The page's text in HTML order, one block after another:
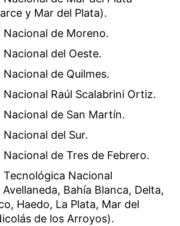
y Mar del Plata).
Nacional de Moreno.
Nacional del Oeste.
de Quilmes.
Nacional Raúl Scalabrini Ortiz.
Nacional de San Martín.
del Sur.
Nacional de Tres de Febrero.
Tecnológica Nacional
Avellaneda, Bahía Blanca, Delta,
Haedo, La Plata, Mar del
de los Arroyos).